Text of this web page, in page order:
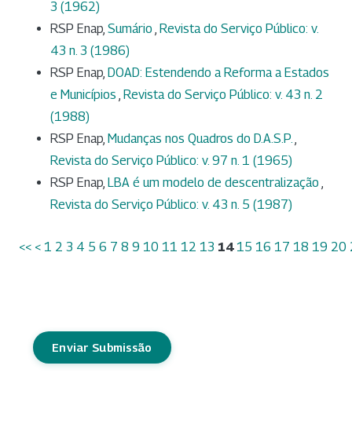
3 (1962)
RSP Enap, Sumário , Revista do Serviço Público: v.
43 n. 3 (1986)
RSP Enap, DOAD: Estendendo a Reforma a Estados
e Municípios , Revista do Serviço Público: v. 43 n. 2
(1988)
RSP Enap, Mudanças nos Quadros do D.A.S.P.,
Revista do Serviço Público: v. 97 n. 1 (1965)
RSP Enap, LBA é um modelo de descentralização ,
Revista do Serviço Público: v. 43 n. 5 (1987)
<< < 1 2 3 4 5 6 7 8 9 10 11 12 13 14 15 16 17 18 19 20
Enviar Submissão